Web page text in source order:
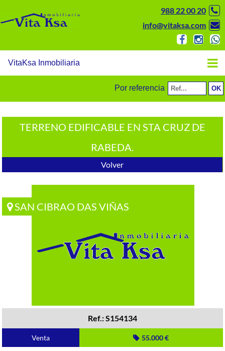
988 22 00 20
info@vitaksa.com
VitaKsa Inmobiliaria
Por referencia
TERRENO EDIFICABLE EN STA CRUZ DE
RABEDA.
Volver
SAN CIBRAO DAS VIÑAS
Ref.: S154134
Venta 55.000 €